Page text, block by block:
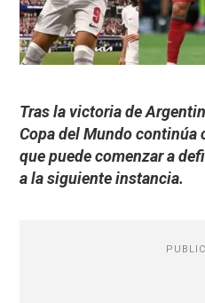
Tras la victoria de
Copa del Mundo continúa
que puede comenzar a
a la siguiente instancia.